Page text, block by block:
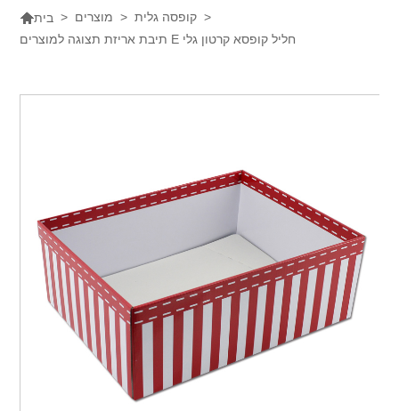
בית > מוצרים > קופסה גלית >
תיבת אריזת תצוגה למוצרים E חליל קופסא קרטון גלי